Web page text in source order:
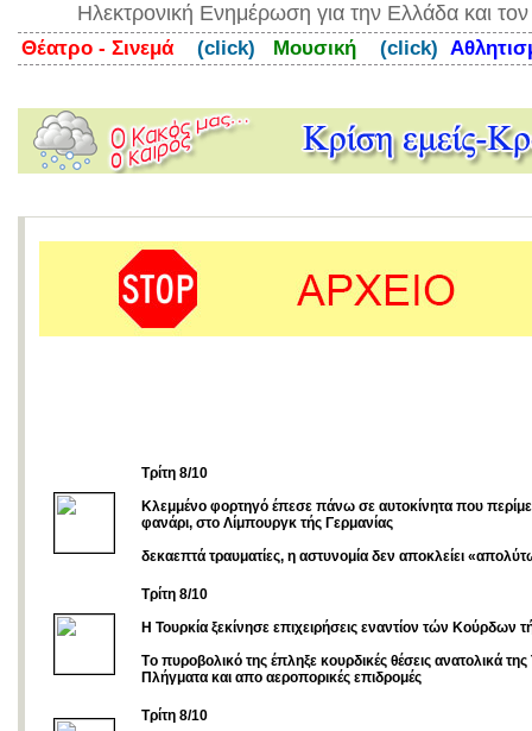
Ηλεκτρονική Ενημέρωση για την Ελλάδα και
Θέατρο - Σινεμά (click) Μουσική (click)
Τρίτη 8/10
Κλεμμένο φορτηγό έπεσε πάνω σε αυτοκίνητα που
φανάρι, στο Λίμπουργκ τής Γερμανίας
δεκαεπτά τραυματίες, η αστυνομία δεν αποκλείει
Τρίτη 8/10
Η Τουρκία ξεκίνησε επιχειρήσεις εναντίον τών Κούρδων
Tο πυροβολικό της έπληξε κουρδικές θέσεις ανατολικά
Πλήγματα και απο αεροπορικές επιδρομές
Τρίτη 8/10